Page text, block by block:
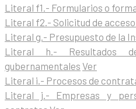
Literal f1.- Formularios o
Literal f2.- Solicitud de
Literal g.- Presupuesto de la
Literal h.- Resultados
gubernamentales Ver
Literal i.- Procesos de
Literal j.- Empresas y